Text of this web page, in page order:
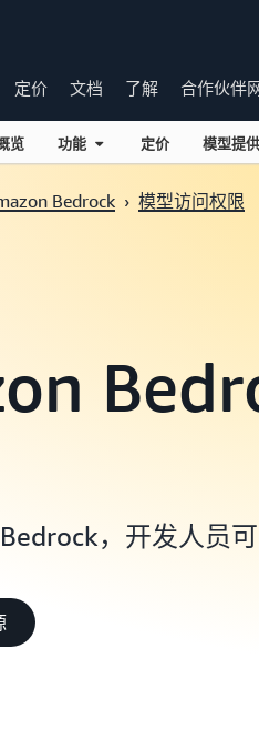
定价 文档 了解 合作伙伴
览 功能 定价 模型提
Bedrock › 模型访问权限
，开发人员